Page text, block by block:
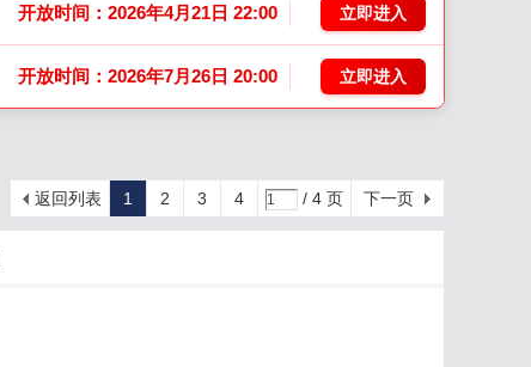
开放时间：2026年4月21日 22:00 立即进入
开放时间：2026年7月26日 20:00 立即进入
1 2 3 4 / 4 页 下一页
返回列表